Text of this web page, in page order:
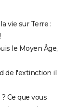
vie sur Terre :
le Moyen Âge,
de l'extinction il
Ce que vous